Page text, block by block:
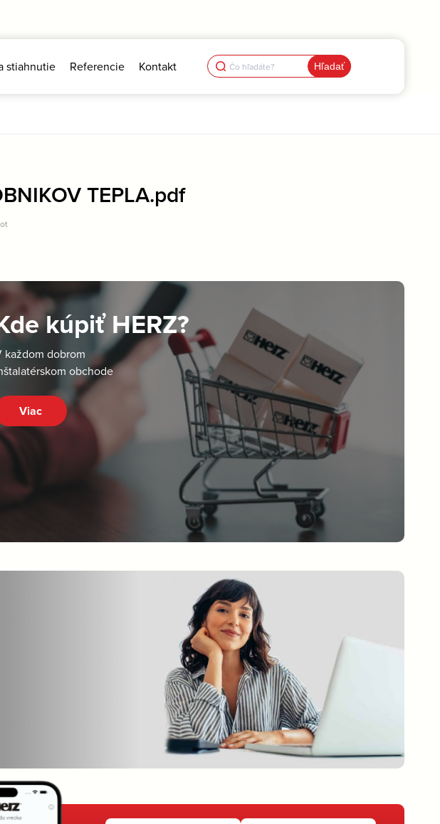
stiahnutie Referencie Kontakt Search
for:
TEPLA.pdf
kúpiť HERZ?
každom dobrom
obchode
Viac